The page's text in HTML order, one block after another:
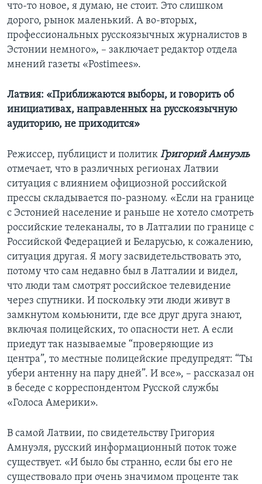
что-то новое, я думаю, не стоит. Это слишком
дорого, рынок маленький. А во-вторых,
профессиональных русскоязычных журналистов в
Эстонии немного», – заключает редактор отдела
мнений газеты «Postimees».
Латвия: «Приближаются выборы, и говорить об
инициативах, направленных на русскоязычную
аудиторию, не приходится»
Режиссер, публицист и политик Григорий Амнуэль
отмечает, что в различных регионах Латвии
ситуация с влиянием официозной российской
прессы складывается по-разному. «Если на границе
с Эстонией население и раньше не хотело смотреть
российские телеканалы, то в Латгалии по границе с
Российской Федерацией и Беларусью, к сожалению,
ситуация другая. Я могу засвидетельствовать это,
потому что сам недавно был в Латгалии и видел,
что люди там смотрят российское телевидение
через спутники. И поскольку эти люди живут в
замкнутом комьюнити, где все друг друга знают,
включая полицейских, то опасности нет. А если
приедут так называемые “проверяющие из
центра”, то местные полицейские предупредят: “Ты
убери антенну на пару дней”. И все», – рассказал он
в беседе с корреспондентом Русской службы
«Голоса Америки».
В самой Латвии, по свидетельству Григория
Амнуэля, русский информационный поток тоже
существует. «И было бы странно, если бы его не
существовало при очень значимом проценте так